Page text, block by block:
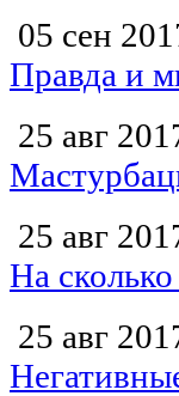
05 сен
Правда и
25 авг
25 авг
На
25 авг